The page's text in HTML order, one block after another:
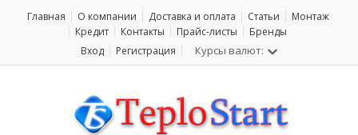
Главная О компании Доставка и оплата Статьи
Монтаж
Кредит
Контакты Прайс-листы
Бренды
Вход
Регистрация Курсы валют: